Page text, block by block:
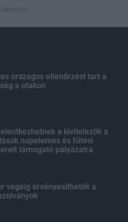
HIRDETÉS
országos ellenőrzést tart a
a utakon
a kivitelezők a
napelemes és fűtési
támogató pályázatra
végéig érvényesíthetők a